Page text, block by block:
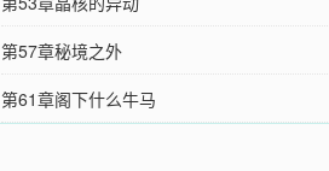
第57章秘境之外
第61章阁下什么牛马